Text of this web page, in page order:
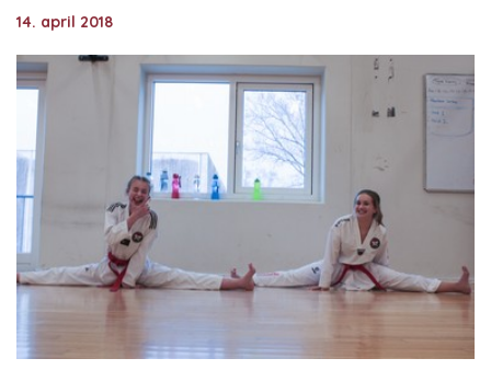
14. april 2018